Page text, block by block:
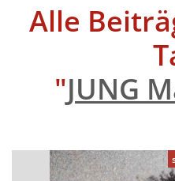
Alle
"JUNG